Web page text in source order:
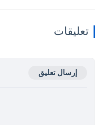
تعليقات
إرسال تعليق